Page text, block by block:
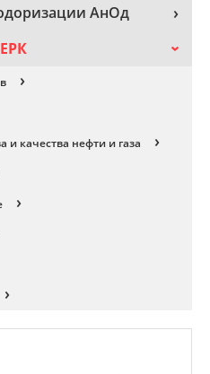
АнОд ›️
›️
›️
и качества нефти и газа ›️
›️
›️